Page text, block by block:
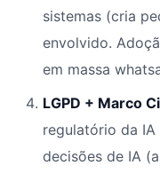
sistemas (cria
envolvido.
em massa
LGPD + Marco
regulatório da
decisões de IA